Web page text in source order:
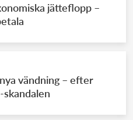
jätteflopp –
vändning – efter
skandalen